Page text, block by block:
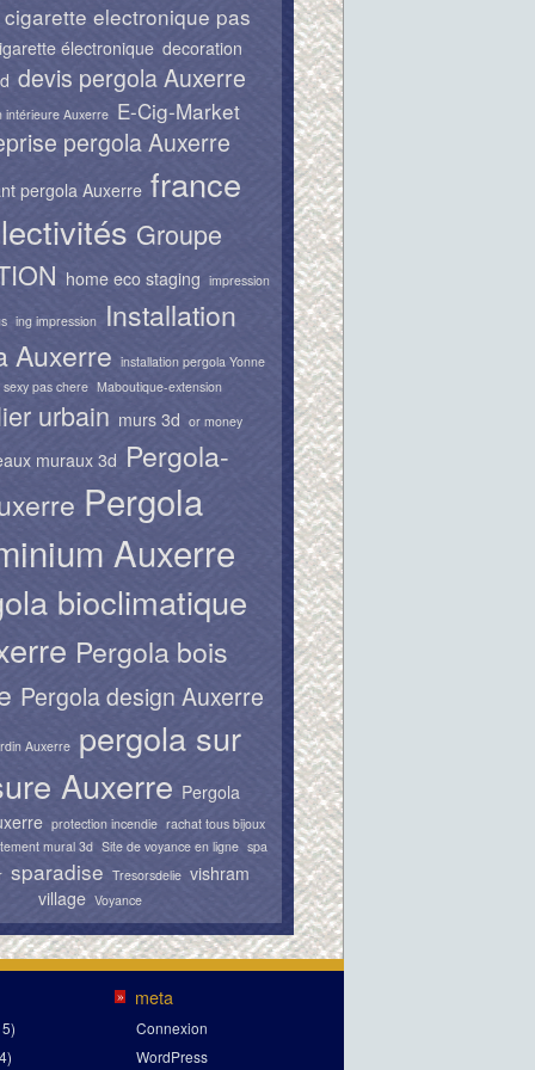
cigarette electronique pas
électronique decoration
devis pergola Auxerre
intérieure Auxerre E-Cig-Market
pergola Auxerre
pergola Auxerre france
Groupe
home eco staging impression
ing impression Installation
Auxerre installation pergola Yonne
sexy pas chere Maboutique-extension
urbain murs 3d or money
muraux 3d Pergola-
Pergola
Auxerre
bioclimatique
Pergola bois
Pergola design Auxerre
Auxerre pergola sur
Auxerre Pergola
protection incendie rachat tous bijoux
mural 3d Site de voyance en ligne spa
sparadise Tresorsdelie vishram
village Voyance
» meta
Connexion
WordPress